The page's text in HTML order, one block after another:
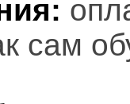
сам